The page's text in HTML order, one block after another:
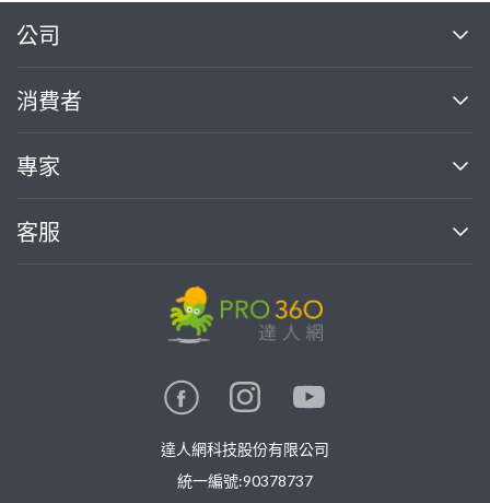
公司
關於我們
部落格
加入我們
消費者
買服務
熱門服務
專家
案件中心
客服
達人網科技股份有限公司
統一編號:90378737
繼續完成